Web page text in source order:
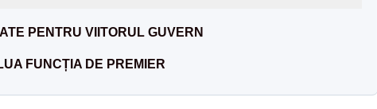
PENTRU VIITORUL GUVERN
FUNCȚIA DE PREMIER